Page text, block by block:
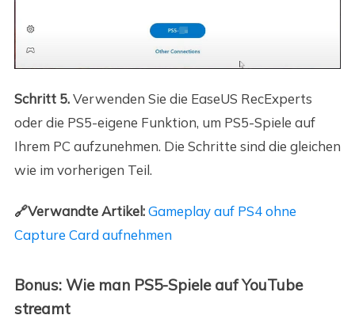
Schritt 5.Verwenden Sie die EaseUS RecExperts
oder die PS5-eigene Funktion, um PS5-Spiele auf
Ihrem PC aufzunehmen. Die Schritte sind die gleichen
wie im vorherigen Teil.
🔗Verwandte Artikel:Gameplay auf PS4 ohne
Capture Card aufnehmen
Bonus: Wie man PS5-Spiele auf YouTube
streamt